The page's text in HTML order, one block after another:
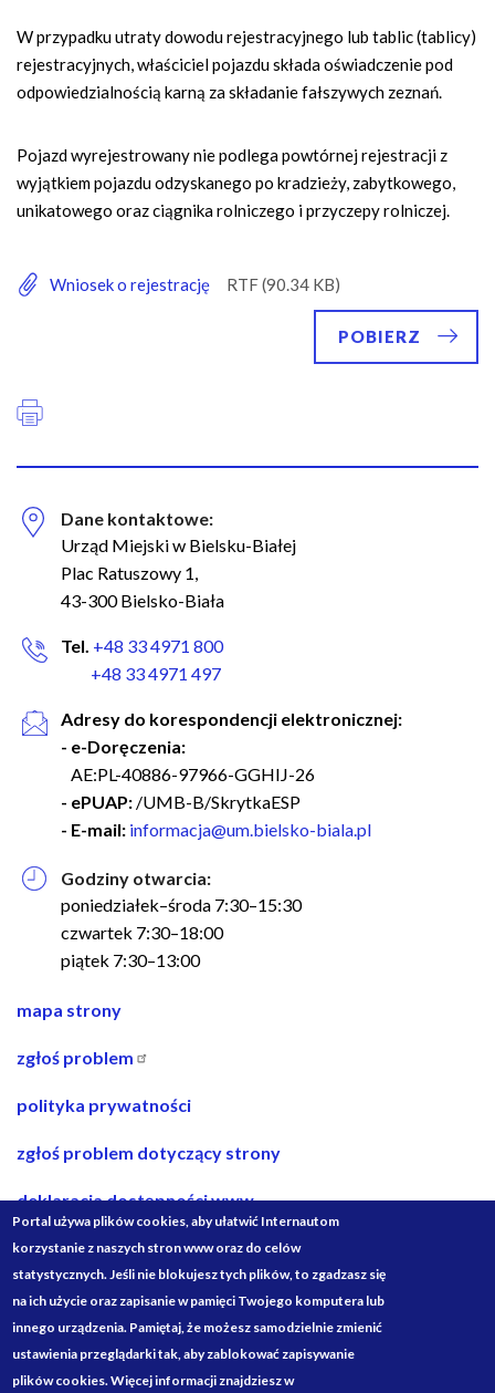
W przypadku utraty dowodu rejestracyjnego lub tablic (tablicy)
rejestracyjnych, właściciel pojazdu składa oświadczenie pod
odpowiedzialnością karną za składanie fałszywych zeznań.
Pojazd wyrejestrowany nie podlega powtórnej rejestracji z
wyjątkiem pojazdu odzyskanego po kradzieży, zabytkowego,
unikatowego oraz ciągnika rolniczego i przyczepy rolniczej.
Wniosek o rejestrację
POBIERZ
Dane kontaktowe:
Urząd Miejski w Bielsku-Białej
Plac Ratuszowy 1,
43-300 Bielsko-Biała
Tel. +48 33 4971 800
+48 33 4971 497
Adresy do korespondencji elektronicznej:
- e-Doręczenia:
AE:PL-40886-97966-GGHIJ-26
- ePUAP: /UMB-B/SkrytkaESP
- E-mail: informacja@um.bielsko-biala.pl
Godziny otwarcia:
poniedziałek–środa 7:30–15:30
czwartek 7:30–18:00
piątek 7:30–13:00
nawigacja
stopce
mapa strony
zgłoś problem
polityka prywatności
zgłoś problem dotyczący strony
deklaracja dostępności www
deklaracja dostępności bip
projekty ze środków budżetu państwa
Społecznościowe
Portal używa plików cookies, aby ułatwić Internautom
korzystanie z naszych stron www oraz do celów
statystycznych. Jeśli nie blokujesz tych plików, to zgadzasz się
na ich użycie oraz zapisanie w pamięci Twojego komputera lub
innego urządzenia. Pamiętaj, że możesz samodzielnie zmienić
ustawienia przeglądarki tak, aby zablokować zapisywanie
plików cookies. Więcej informacji znajdziesz w